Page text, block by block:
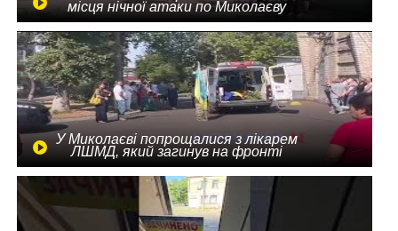
місця нічної атаки по Миколаєву
У Миколаєві попрощалися з лікарем
ЛШМД, який загинув на фронті